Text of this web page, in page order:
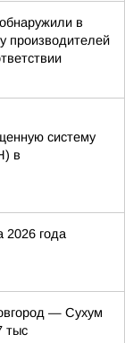
в
производителей
систему
в
2026 года
— Сухум
тыс